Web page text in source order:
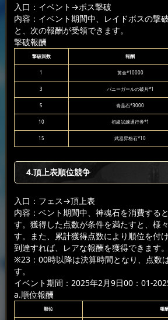
入口：イベント →ボス撃破
内容：イベント期間中、レイドボスの撃
と、次の報酬が受領できます。
撃破報酬
撃破回数 報酬
1 黄金*10000
3 バニーガールの破片*1
5 青晶石*3000
10 初級試練通行券*1
15 武器昇格石*10
4.頂上表順位競争
入口：フェス→頂上表
内容：ベント期間中、神魂石を消費する
す。獲得した点数が条件を満たすと、様
す。また、累計獲得点数により順位を付
到達すれば、レアな報酬を獲得できます。
※23：00時以降は決算時間となり、点数
す。
イベント期間：2025年2月9日00：01-
a.順位報酬
順位 報